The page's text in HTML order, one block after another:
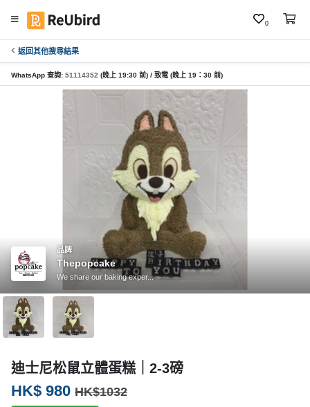
0
返回其他搜尋結果
WhatsApp 查詢: 51114352 (晚上 19:30 前) / 致電 (晚上 19：30 前)
繁
中
E
服
務
及
產
品
類
品牌
Thepopcake
We share our baking exper...
迪士尼松鼠立體蛋糕｜2-3磅
HK$ 980 HK$1032